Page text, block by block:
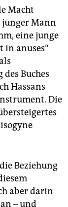
Macht
junger Mann
eine junge
in anuses“
Buches
Hassans
Die
Beziehung
aber darin
– und